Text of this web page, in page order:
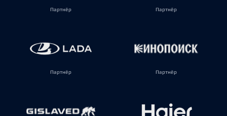
Партнёр Партнёр
Партнёр Партнёр